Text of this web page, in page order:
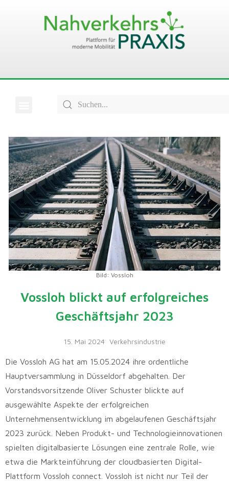
Bild: Vossloh
Vossloh blickt auf erfolgreiches
Geschäftsjahr 2023
15. Mai 2024 Verkehrsindustrie
Die Vossloh AG hat am 15.05.2024 ihre ordentliche
Hauptversammlung in Düsseldorf abgehalten. Der
Vorstandsvorsitzende Oliver Schuster blickte auf
ausgewählte Aspekte der erfolgreichen
Unternehmensentwicklung im abgelaufenen Geschäftsjahr
2023 zurück. Neben Produkt- und Technologieinnovationen
spielten digitalbasierte Lösungen eine zentrale Rolle, wie
etwa die Markteinführung der cloudbasierten Digital-
Plattform Vossloh connect. Vossloh ist nicht nur Teil der